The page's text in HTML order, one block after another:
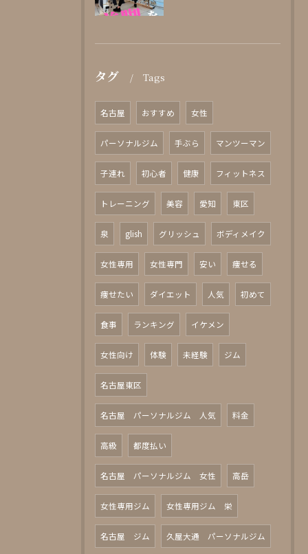
タグ Tags
名古屋 おすすめ 女性
パーソナルジム 手ぶら マンツーマン
子連れ 初心者 健康 フィットネス
トレーニング 美容 愛知 東区
泉 glish グリッシュ ボディメイク
女性専用 女性専門 安い 痩せる
痩せたい ダイエット 人気 初めて
食事 ランキング イケメン
女性向け 体験 未経験 ジム
名古屋東区
名古屋 パーソナルジム 人気 料金
高級 都度払い
名古屋 パーソナルジム 女性 高岳
女性専用ジム 女性専用ジム 栄
名古屋 ジム 久屋大通 パーソナルジム